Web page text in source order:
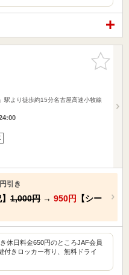
お気に入
りに追加
駅より徒歩約15分名古屋高速小牧線
引き
1,000円 → 950円
【シー
休日料金650円のところJAF会員
付きロッカー有り、無料ドライ